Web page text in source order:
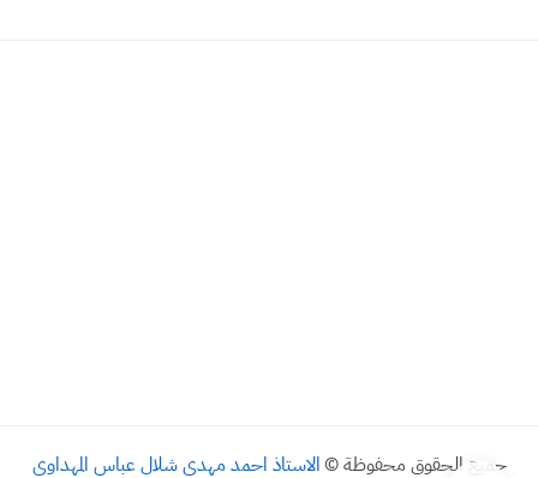
جميع الحقوق محفوظة © الاستاذ احمد مهدي شلال عباس المهداوي